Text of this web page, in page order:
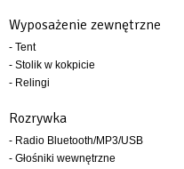
Wyposażenie zewnętrzne
- Tent
- Stolik w kokpicie
- Relingi
Rozrywka
- Radio Bluetooth/MP3/USB
- Głośniki wewnętrzne